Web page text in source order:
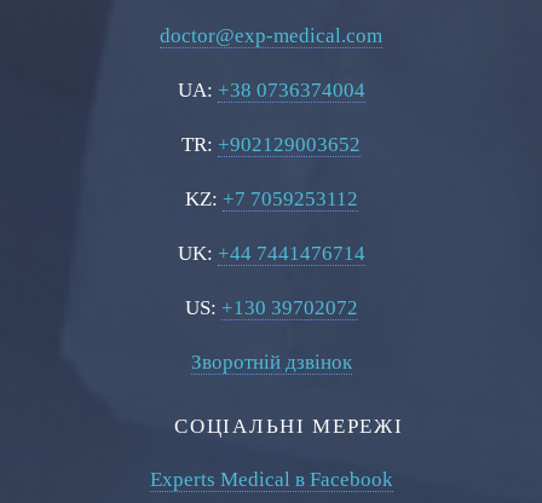
doctor@exp-medical.com
UA: +38 0736374004
TR: +902129003652
KZ: +7 7059253112
UK: +44 7441476714
US: +130 39702072
Зворотній дзвінок
СОЦІАЛЬНІ МЕРЕЖІ
Experts Medical в Facebook